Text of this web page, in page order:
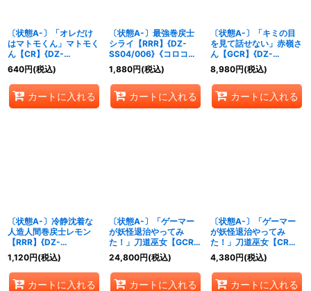
〔状態A-〕「オレだけ
はマトモくん」マトモく
ん【CR】{DZ-
SS04/CR09}《ストイ
ケイア》
640円(税込)
カートに入れる
〔状態A-〕最強巻戻士
シライ【RRR】{DZ-
SS04/006}《コロコロ
ダークステイツ》
1,880円(税込)
カートに入れる
〔状態A-〕「キミの目
を見て話せない」赤嶺さ
ん【GCR】{DZ-
SS04/GCR12}《リリカ
ルモナステリオ》
8,980円(税込)
カートに入れる
〔状態A-〕冷静沈着な
人造人間巻戻士レモン
【RRR】{DZ-
SS04/008}《コロコロ
ダークステイツ》
1,120円(税込)
カートに入れる
〔状態A-〕「ゲーマー
が妖怪退治やってみ
た！」刀道巫女【GCR】
{DZ-SS04/GCR08}
《ケテルサンクチュア
リ》
24,800円(税込)
カートに入れる
〔状態A-〕「ゲーマー
が妖怪退治やってみ
た！」刀道巫女【CR】
{DZ-SS04/CR08}《ケ
テルサンクチュアリ》
4,380円(税込)
カートに入れる